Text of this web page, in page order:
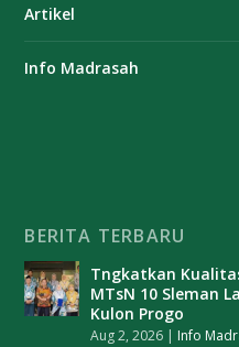
Artikel
Info Madrasah
BERITA TERBARU
Tngkatkan
MTsN 10 Sleman
Kulon Progo
Aug 2, 2026 | Info